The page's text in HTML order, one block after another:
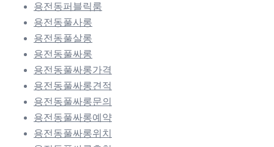
용전동퍼블릭룸
용전동풀사롱
용전동풀살롱
용전동풀싸롱
용전동풀싸롱가격
용전동풀싸롱견적
용전동풀싸롱문의
용전동풀싸롱예약
용전동풀싸롱위치